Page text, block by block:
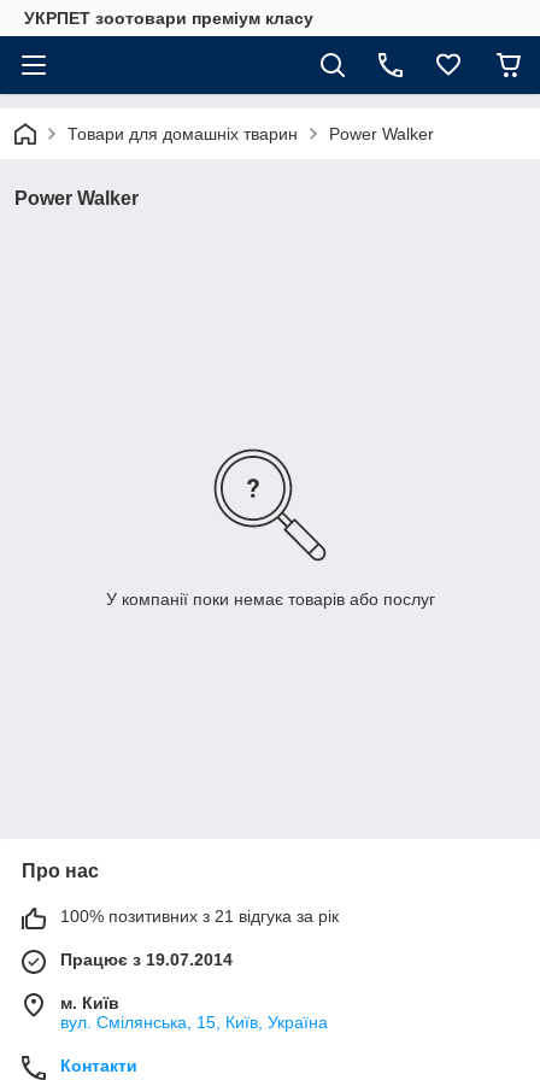
УКРПЕТ зоотовари преміум класу
Товари для домашніх тварин Power Walker
Power Walker
У компанії поки немає товарів або послуг
Про нас
100% позитивних з 21 відгука за рік
Працює з 19.07.2014
м. Київ
вул. Смілянська, 15, Київ, Україна
Контакти